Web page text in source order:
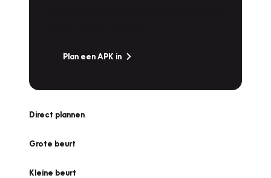
Plan een APK in
Direct plannen
Grote beurt
Kleine beurt